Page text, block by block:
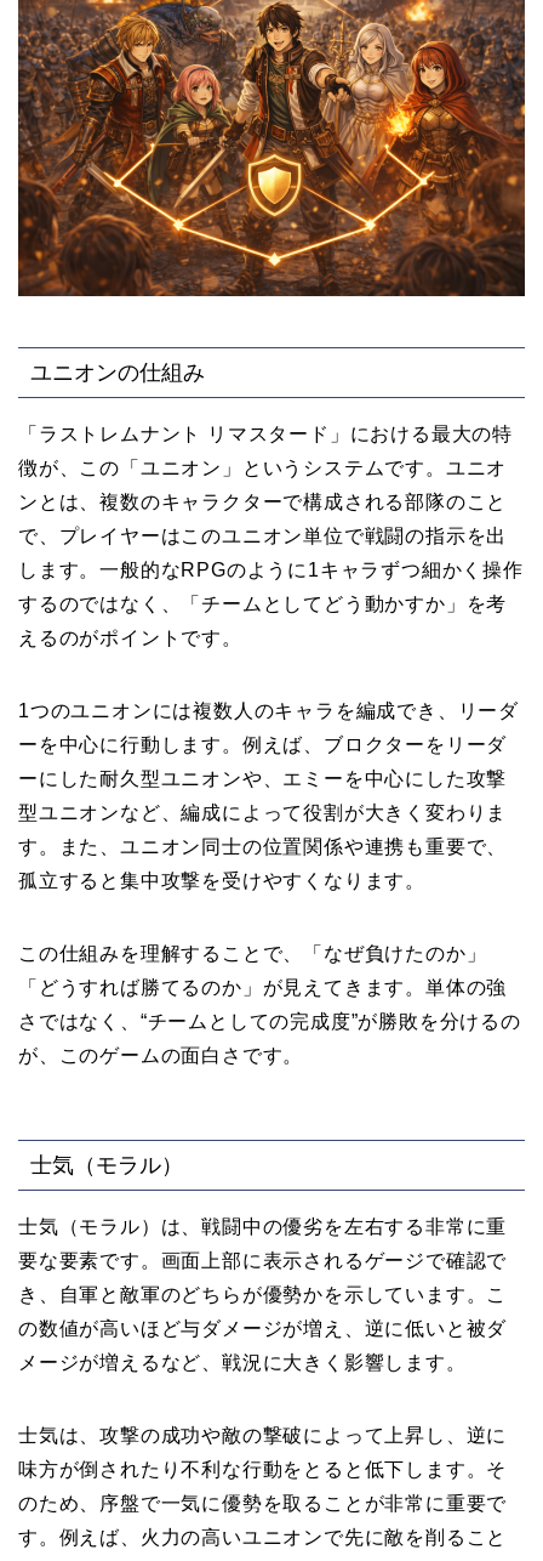
ユニオンの仕組み
「ラストレムナント リマスタード」における最大の特
徴が、この「ユニオン」というシステムです。ユニオ
ンとは、複数のキャラクターで構成される部隊のこと
で、プレイヤーはこのユニオン単位で戦闘の指示を出
します。一般的なRPGのように1キャラずつ細かく操作
するのではなく、「チームとしてどう動かすか」を考
えるのがポイントです。
1つのユニオンには複数人のキャラを編成でき、リーダ
ーを中心に行動します。例えば、ブロクターをリーダ
ーにした耐久型ユニオンや、エミーを中心にした攻撃
型ユニオンなど、編成によって役割が大きく変わりま
す。また、ユニオン同士の位置関係や連携も重要で、
孤立すると集中攻撃を受けやすくなります。
この仕組みを理解することで、「なぜ負けたのか」
「どうすれば勝てるのか」が見えてきます。単体の強
さではなく、“チームとしての完成度”が勝敗を分けるの
が、このゲームの面白さです。
士気（モラル）
士気（モラル）は、戦闘中の優劣を左右する非常に重
要な要素です。画面上部に表示されるゲージで確認で
き、自軍と敵軍のどちらが優勢かを示しています。こ
の数値が高いほど与ダメージが増え、逆に低いと被ダ
メージが増えるなど、戦況に大きく影響します。
士気は、攻撃の成功や敵の撃破によって上昇し、逆に
味方が倒されたり不利な行動をとると低下します。そ
のため、序盤で一気に優勢を取ることが非常に重要で
す。例えば、火力の高いユニオンで先に敵を削ること